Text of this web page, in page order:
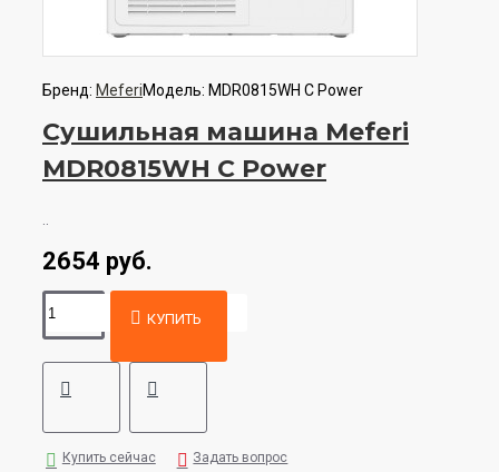
Бренд: MeferiМодель: MDR0815WH C Power
Сушильная машина Meferi
MDR0815WH C Power
2654 руб.
КУПИТЬ
Купить сейчас Задать вопрос